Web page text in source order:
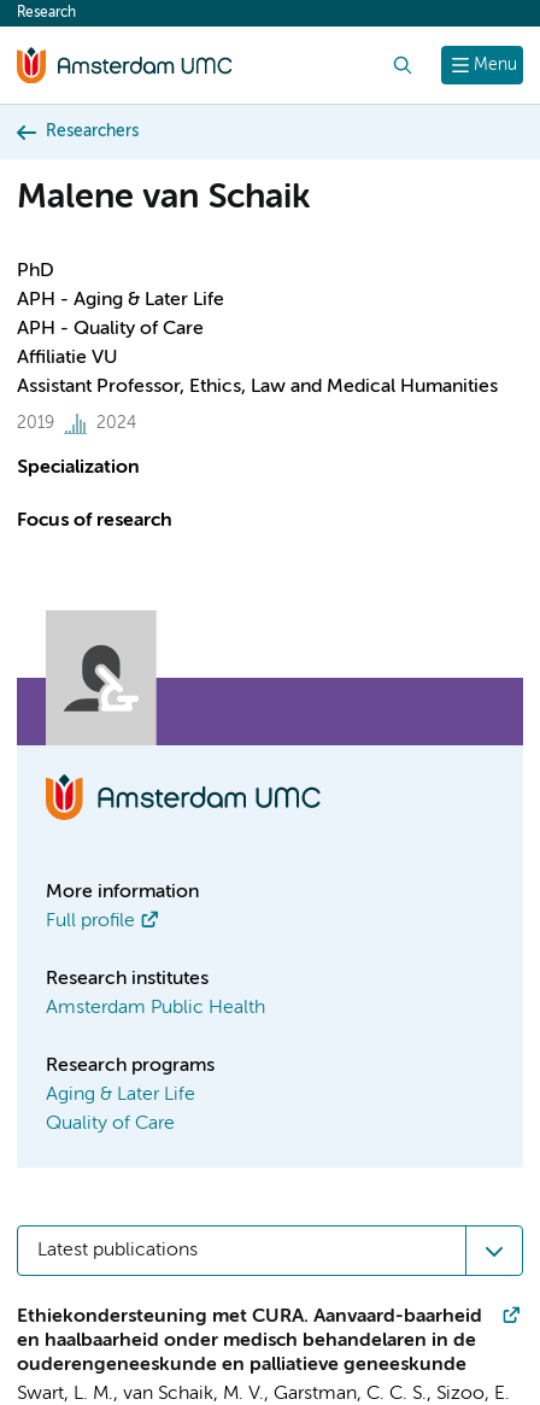
content
Menu
Research
Researchers
Malene van Schaik
PhD
APH - Aging & Later Life
APH - Quality of Care
Affiliatie VU
Assistant Professor, Ethics, Law and Medical Humanities
2019 2024
Specialization
Focus of research
More information
Full profile
Research institutes
Amsterdam Public Health
Research programs
Aging & Later Life
Quality of Care
Latest publications
Ethiekondersteuning met CURA. Aanvaard-baarheid
en haalbaarheid onder medisch behandelaren in de
ouderengeneeskunde en palliatieve geneeskunde
Swart, L. M., van Schaik, M. V., Garstman, C. C. S., Sizoo, E.